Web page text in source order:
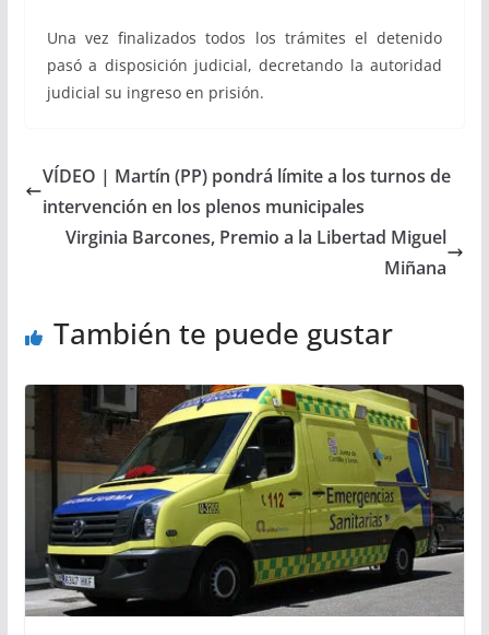
Una vez finalizados todos los trámites el detenido
pasó a disposición judicial, decretando la autoridad
judicial su ingreso en prisión.
VÍDEO | Martín (PP) pondrá límite a los turnos de
intervención en los plenos municipales
Virginia Barcones, Premio a la Libertad Miguel
Miñana
También te puede gustar